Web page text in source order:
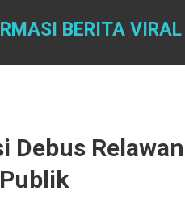
BERITA VIRAL
Debus